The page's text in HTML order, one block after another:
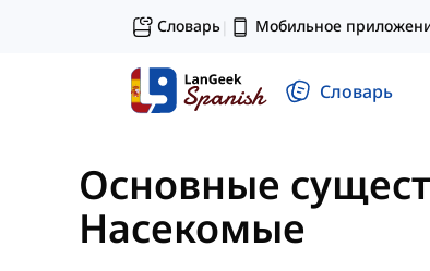
Словарь| Мобильное
Словарь
Основные
Насекомые